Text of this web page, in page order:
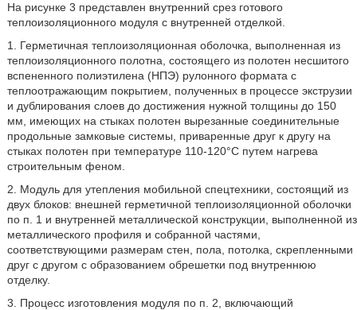
На рисунке 3 представлен внутренний срез готового
теплоизоляционного модуля с внутренней отделкой.
1. Герметичная теплоизоляционная оболочка, выполненная из
теплоизоляционного полотна, состоящего из полотен несшитого
вспененного полиэтилена (НПЭ) рулонного формата с
теплоотражающим покрытием, полученных в процессе экструзии
и дублирования слоев до достижения нужной толщины до 150
мм, имеющих на стыках полотен вырезанные соединительные
продольные замковые системы, приваренные друг к другу на
стыках полотен при температуре 110-120°С путем нагрева
строительным феном.
2. Модуль для утепления мобильной спецтехники, состоящий из
двух блоков: внешней герметичной теплоизоляционной оболочки
по п. 1 и внутренней металлической конструкции, выполненной из
металлического профиля и собранной частями,
соответствующими размерам стен, пола, потолка, скрепленными
друг с другом с образованием обрешетки под внутреннюю
отделку.
3. Процесс изготовления модуля по п. 2, включающий